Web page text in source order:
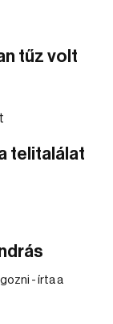
tűz volt
telitalálat
- írta a